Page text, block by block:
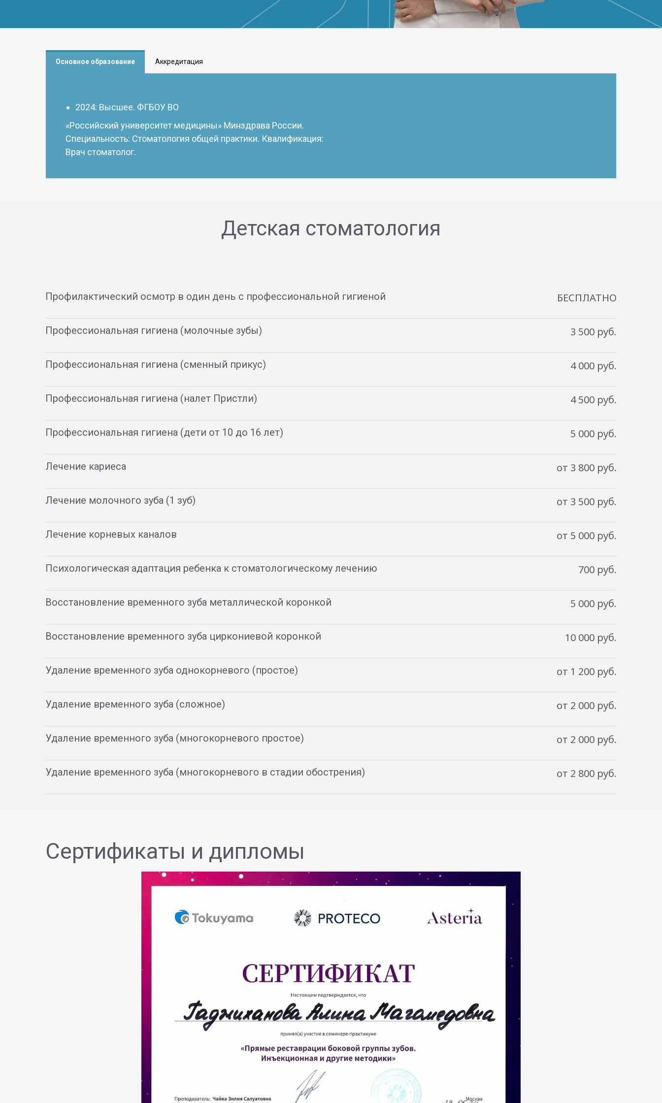
Основное образование Аккредитация
2024: Высшее. ФГБОУ ВО
«Российский университет медицины» Минздрава России.
Специальность: Стоматология общей практики. Квалификация:
Врач стоматолог.
Детская стоматология
Профилактический осмотр в один день с профессиональной гигиеной БЕСПЛАТНО
Профессиональная гигиена (молочные зубы) 3 500 руб.
Профессиональная гигиена (сменный прикус) 4 000 руб.
Профессиональная гигиена (налет Пристли) 4 500 руб.
Профессиональная гигиена (дети от 10 до 16 лет) 5 000 руб.
Лечение кариеса от 3 800 руб.
Лечение молочного зуба (1 зуб) от 3 500 руб.
Лечение корневых каналов от 5 000 руб.
Психологическая адаптация ребенка к стоматологическому лечению 700 руб.
Восстановление временного зуба металлической коронкой 5 000 руб.
Восстановление временного зуба циркониевой коронкой 10 000 руб.
Удаление временного зуба однокорневого (простое) от 1 200 руб.
Удаление временного зуба (сложное) от 2 000 руб.
Удаление временного зуба (многокорневого простое) от 2 000 руб.
Удаление временного зуба (многокорневого в стадии обострения) от 2 800 руб.
Сертификаты и дипломы